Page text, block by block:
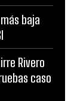
baja
Rivero
caso